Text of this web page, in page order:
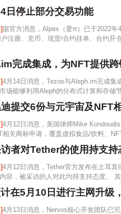
日停止部分交易功能
据官方消息，Alpex（爱π）已于2022
注册、充币、现货/合约挂单、合约开
完成集成，为NFT提供
4月14日消息，Tezos与Aleph.im完成集
场能够利用Aleph的分布式计算和存储
提交6份与元宇宙及NFT
4月12日消息，美国律师Mike
相关商标申请，覆盖虚拟食品/饮料、
者对Tether的使用持支持
4月12日消息，Tether官方发布在土耳
容，被采访的人对此均持支持态度。
在5月10日进行主网升级
4月13日消息，Nervos核心开发团队已